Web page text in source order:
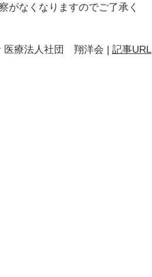
がなくなりますのでご了承く
医療法人社団 翔洋会 | 記事URL